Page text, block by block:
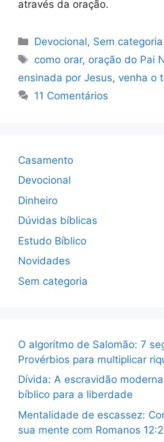
através da oração.
Categorias
Devocional, Sem categoria
Tags
como orar, oração do Pai
ensinada por Jesus, venha o
11 Comentários
Casamento
Devocional
Dinheiro
Dúvidas bíblicas
Estudo Bíblico
Novidades
Sem categoria
O algoritmo de Salomão: 7
Provérbios para multiplicar
Dívida: A escravidão
bíblico para a liberdade
Mentalidade de escassez:
sua mente com Romanos 12:2